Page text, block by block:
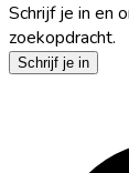
Schrijf je in en
zoekopdracht.
Schrijf je in